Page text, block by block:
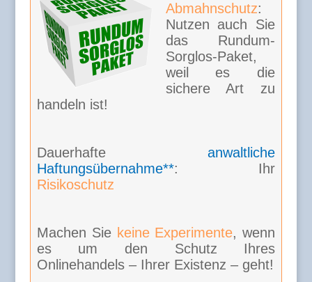
Abmahnschutz:
Nutzen auch Sie
das Rundum-
Sorglos-Paket,
weil es die
sichere Art zu
handeln ist!
Dauerhafteanwaltliche
Haftungsübernahme**: Ihr
Risikoschutz
Machen Sie keine Experimente, wenn
es um den Schutz Ihres
Onlinehandels – Ihrer Existenz – geht!